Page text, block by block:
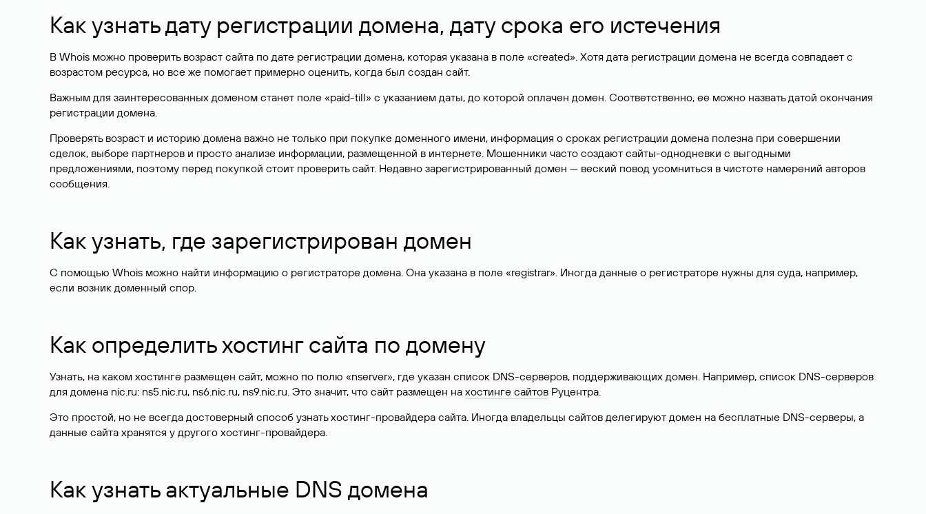
Как узнать дату регистрации домена, дату срока его истечения
В Whois можно проверить возраст сайта по дате регистрации домена, которая указана в поле «created». Хотя дата регистрации домена не всегда совпадает с
возрастом ресурса, но все же помогает примерно оценить, когда был создан сайт.
Важным для заинтересованных доменом станет поле «paid-till» с указанием даты, до которой оплачен домен. Соответственно, ее можно назвать датой окончания
регистрации домена.
Проверять возраст и историю домена важно не только при покупке доменного имени, информация о сроках регистрации домена полезна при совершении
сделок, выборе партнеров и просто анализе информации, размещенной в интернете. Мошенники часто создают сайты-однодневки с выгодными
предложениями, поэтому перед покупкой стоит проверить сайт. Недавно зарегистрированный домен — веский повод усомниться в чистоте намерений авторов
сообщения.
Как узнать, где зарегистрирован домен
С помощью Whois можно найти информацию о регистраторе домена. Она указана в поле «registrar». Иногда данные о регистраторе нужны для суда, например,
если возник доменный спор.
Как определить хостинг сайта по домену
Узнать, на каком хостинге размещен сайт, можно по полю «nserver», где указан список DNS-серверов, поддерживающих домен. Например, список DNS-серверов
для домена nic.ru: ns5.nic.ru, ns6.nic.ru, ns9.nic.ru. Это значит, что сайт размещен на хостинге сайтов Руцентра.
Это простой, но не всегда достоверный способ узнать хостинг-провайдера сайта. Иногда владельцы сайтов делегируют домен на бесплатные DNS-серверы, а
данные сайта хранятся у другого хостинг-провайдера.
Как узнать актуальные DNS домена